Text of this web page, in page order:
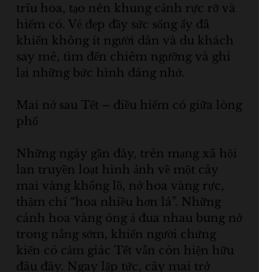
trĩu hoa, tạo nên khung cảnh rực rỡ và
hiếm có. Vẻ đẹp đầy sức sống ấy đã
khiến không ít người dân và du khách
say mê, tìm đến chiêm ngưỡng và ghi
lại những bức hình đáng nhớ.
Mai nở sau Tết – điều hiếm có giữa lòng
phố
Những ngày gần đây, trên mạng xã hội
lan truyền loạt hình ảnh về một cây
mai vàng khổng lồ, nở hoa vàng rực,
thậm chí “hoa nhiều hơn lá”. Những
cánh hoa vàng óng ả đua nhau bung nở
trong nắng sớm, khiến người chứng
kiến có cảm giác Tết vẫn còn hiện hữu
đâu đây. Ngay lập tức, cây mai trở